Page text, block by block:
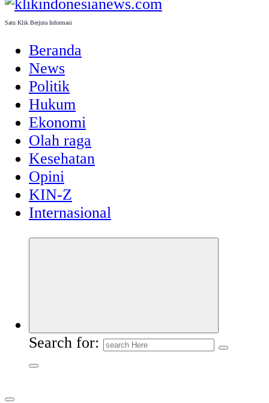
Satu Klik Berjuta Informasi
Beranda
News
Politik
Hukum
Ekonomi
Olah raga
Kesehatan
Opini
KIN-Z
Internasional
Search for: